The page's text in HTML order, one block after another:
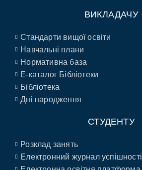
ВИКЛАДАЧУ
Стандарти вищої освіти
Навчальні плани
Нормативна база
E-каталог Бібліотеки
Бібліотека
Дні народження
СТУДЕНТУ
Розклад занять
Електронний журнал успішності